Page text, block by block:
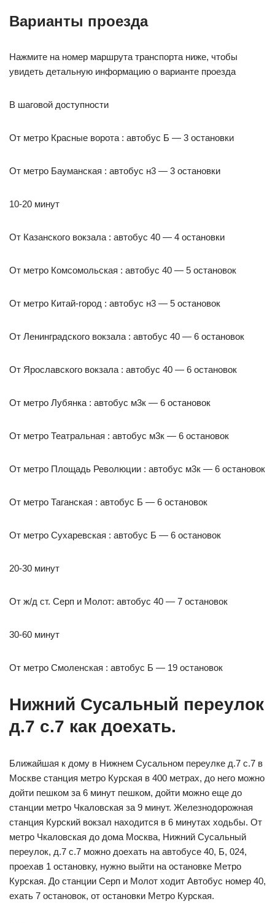
Варианты проезда
Нажмите на номер маршрута транспорта ниже, чтобы
увидеть детальную информацию о варианте проезда
В шаговой доступности
От метро Красные ворота : автобус Б — 3 остановки
От метро Бауманская : автобус н3 — 3 остановки
10-20 минут
От Казанского вокзала : автобус 40 — 4 остановки
От метро Комсомольская : автобус 40 — 5 остановок
От метро Китай-город : автобус н3 — 5 остановок
От Ленинградского вокзала : автобус 40 — 6 остановок
От Ярославского вокзала : автобус 40 — 6 остановок
От метро Лубянка : автобус м3к — 6 остановок
От метро Театральная : автобус м3к — 6 остановок
От метро Площадь Революции : автобус м3к — 6 остановок
От метро Таганская : автобус Б — 6 остановок
От метро Сухаревская : автобус Б — 6 остановок
20-30 минут
От ж/д ст. Серп и Молот: автобус 40 — 7 остановок
30-60 минут
От метро Смоленская : автобус Б — 19 остановок
Нижний Сусальный переулок
д.7 с.7 как доехать.
Ближайшая к дому в Нижнем Сусальном переулке д.7 с.7 в
Москве станция метро Курская в 400 метрах, до него можно
дойти пешком за 6 минут пешком, дойти можно еще до
станции метро Чкаловская за 9 минут. Железнодорожная
станция Курский вокзал находится в 6 минутах ходьбы. От
метро Чкаловская до дома Москва, Нижний Сусальный
переулок, д.7 с.7 можно доехать на автобусе 40, Б, 024,
проехав 1 остановку, нужно выйти на остановке Метро
Курская. До станции Серп и Молот ходит Автобус номер 40,
ехать 7 остановок, от остановки Метро Курская.